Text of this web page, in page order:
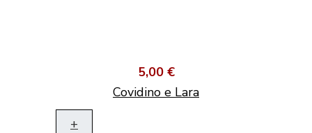
5,00 €
Covidino e Lara
+